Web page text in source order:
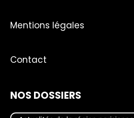
Mentions légales
Contact
NOS DOSSIERS